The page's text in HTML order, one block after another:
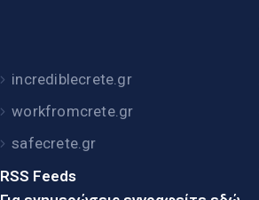
incrediblecrete.gr
workfromcrete.gr
safecrete.gr
RSS Feeds